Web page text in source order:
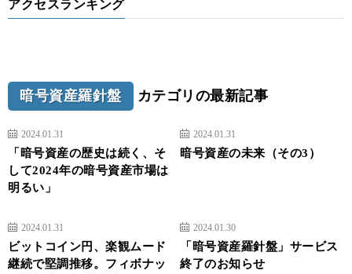
アクセスランキング
暗号資産羅針盤 カテゴリの最新記事
2024.01.31
「暗号資産の歴史は続く、そ
して2024年の暗号資産市場は
明るい」
2024.01.31
暗号資産の未来（その3）
2024.01.31
ビットコイン円、楽観ムード
継続で堅調推移。フィボナッ
2024.01.30
「暗号資産羅針盤」サービス
終了のお知らせ